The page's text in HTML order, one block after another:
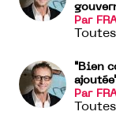
Par
"Bien
Par